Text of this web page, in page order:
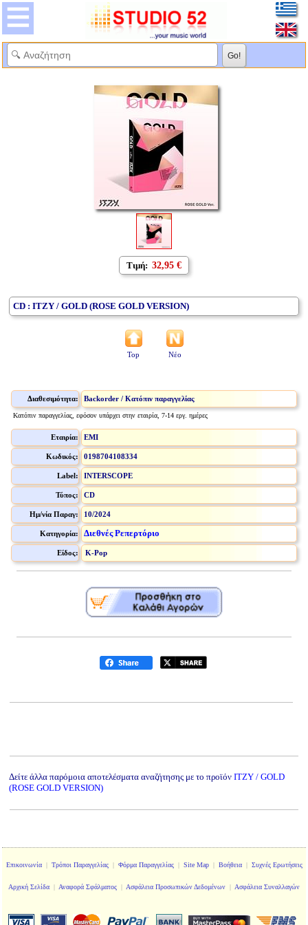
Τιμή: 32,95 €
CD : ITZY / GOLD (ROSE GOLD VERSION)
Top Νέο
Διαθεσιμότητα: Backorder / Κατόπιν παραγγελίας
Κατόπιν παραγγελίας, εφόσον υπάρχει στην εταιρία, 7-14 εργ. ημέρες
Εταιρία: EMI
Κωδικός: 0198704108334
Label: INTERSCOPE
Τύπος: CD
Ημ/νία Παραγ: 10/2024
Κατηγορία: Διεθνές Ρεπερτόριο
Είδος: K-Pop
Δείτε άλλα παρόμοια αποτελέσματα αναζήτησης με το προϊόν ITZY / GOLD
(ROSE GOLD VERSION)
Επικοινωνία| Τρόποι Παραγγελίας| Φόρμα Παραγγελίας| Site Map| Βοήθεια| Συχνές Ερωτήσεις
Αρχική Σελίδα | Αναφορά Σφάλματος | Ασφάλεια Προσωπικών Δεδομένων | Ασφάλεια Συναλλαγών